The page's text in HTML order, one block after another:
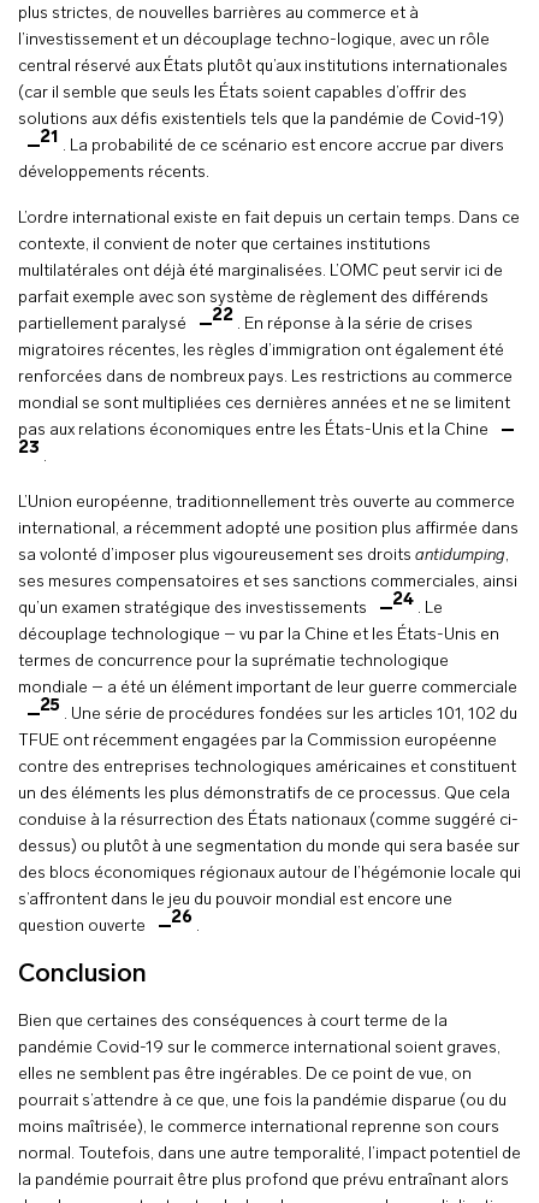
plus strictes, de nouvelles barrières au commerce et à
l’investissement et un découplage techno-logique, avec un rôle
central réservé aux États plutôt qu’aux institutions internationales
(car il semble que seuls les États soient capables d’offrir des
solutions aux défis existentiels tels que la pandémie de Covid-19)
21 . La probabilité de ce scénario est encore accrue par divers
développements récents.
L’ordre international existe en fait depuis un certain temps. Dans ce
contexte, il convient de noter que certaines institutions
multilatérales ont déjà été marginalisées. L’OMC peut servir ici de
parfait exemple avec son système de règlement des différends
partiellement paralysé
22 . En réponse à la série de crises
migratoires récentes, les règles d’immigration ont également été
renforcées dans de nombreux pays. Les restrictions au commerce
mondial se sont multipliées ces dernières années et ne se limitent
pas aux relations économiques entre les États-Unis et la Chine
23 .
L’Union européenne, traditionnellement très ouverte au commerce
international, a récemment adopté une position plus affirmée dans
sa volonté d’imposer plus vigoureusement ses droits antidumping,
ses mesures compensatoires et ses sanctions commerciales, ainsi
qu’un examen stratégique des investissements
24 . Le
découplage technologique – vu par la Chine et les États-Unis en
termes de concurrence pour la suprématie technologique
mondiale – a été un élément important de leur guerre commerciale
25 . Une série de procédures fondées sur les articles 101, 102 du
TFUE ont récemment engagées par la Commission européenne
contre des entreprises technologiques américaines et constituent
un des éléments les plus démonstratifs de ce processus. Que cela
conduise à la résurrection des États nationaux (comme suggéré ci-
dessus) ou plutôt à une segmentation du monde qui sera basée sur
des blocs économiques régionaux autour de l’hégémonie locale qui
s’affrontent dans le jeu du pouvoir mondial est encore une
question ouverte
26 .
Conclusion
Bien que certaines des conséquences à court terme de la
pandémie Covid-19 sur le commerce international soient graves,
elles ne semblent pas être ingérables. De ce point de vue, on
pourrait s’attendre à ce que, une fois la pandémie disparue (ou du
moins maîtrisée), le commerce international reprenne son cours
normal. Toutefois, dans une autre temporalité, l’impact potentiel de
la pandémie pourrait être plus profond que prévu entraînant alors